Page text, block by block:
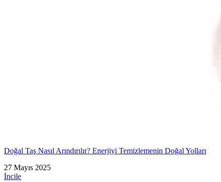
Doğal Taş Nasıl Arındırılır? Enerjiyi Temizlemenin Doğal Yolları
27 Mayıs 2025
İncile